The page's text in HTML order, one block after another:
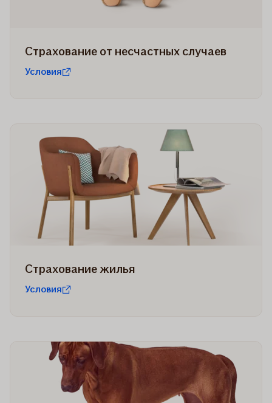
Страхование от несчастных случаев
Условия
Страхование жилья
Условия